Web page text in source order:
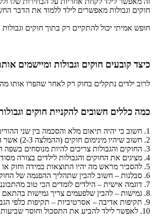
חוקים וגבולות מאפשרים לילד ללמוד את הדבר
חופש אמיתי יכול להתקיים רק בתוך חוקים וגבולות
כיצד קובעים חוקים וגבולות ומיישמים
לרוב ילדים נתקלים בחוק רק לאחר שהפרו אותו
כמה כללים חשובים להקניית חוקים
1. חשוב כי יהיה תיאום מלא והסכמה בין שני ההורים.
2. חשוב שיהיו מינימום חוקים (ההמלצה 2-3) אשר הכי עקרוניים וחשובים להורים.
3. החוקים והגבולות צריכים להיות מנוסחים בשפה חיובית (מינימום שימוש בלא, אסור וכו') ומותאים לגיל הילד ויכולותו האישית (אצלנו בבית מדברים בשפה יפה ומכובדת במקום אצלנו לא מקללים וכו')
4. מציגים את החוקים והגבולות לילדים בצורה מסודרת, מדריכים, מכוונים אותם ומסבירים את הערכים שעומדים מאחורי כל אחד מהם, בזמן אמת מזכירים 1-2 פעמים ללא נאומים ואיומים מיותרים.
5. להסביר מראש מה יהיו התוצאות במידה וחוק או גבול יופרו – חשוב להקפיד על קשר בין התוצאה למעשה וכי התוצאה תהיה ידועה מראש לשני הצדדים.
6. סבלנות – חשוב להבין שתהליך ההפנמה של החוקים והגבולות לוקח זמן והאחריות מוטלת על ההורים.
7. דוגמה אישית – הילדים לומדים הכי טוב מהתבוננות בנעשה ולכן חשוב להוות דוגמא אישית למה שאנו רוצים ללמד אותם.
8. גמישות – להבין שלפעמים צריך גמישות בהתאם לנסיבות ולמציאות – זה לא אומר חולשה או ותרנות אלא על ראייה נכונה של המציאות.
9. תקיפות אדיבה – אסרטיביות – תקיפות כלפי הגבול ואדיבות כלפי הילד. לא לדבר בכעס, זעם או תוקפנות – במידה והגענו לשם צריך לעצור ולבדוק האם לא העמסנו יותר מדי חוקים וגבולות וזה מה שמתיש.
10. לאפשר לילד להביע את התסכול וחוסר שביעות הרצון שלו – החיים יזמנו לו עוד תסכולים רבים ובכך אנו עוזרים לו להתכונן לחיים.